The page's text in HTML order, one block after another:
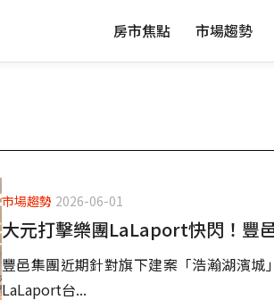
房市焦點 市場趨勢
市場趨勢 2026-06-01
大元打擊樂團LaLaport快閃！豐
豐邑集團近期針對旗下建案「浩瀚湖濱
LaLaport台...